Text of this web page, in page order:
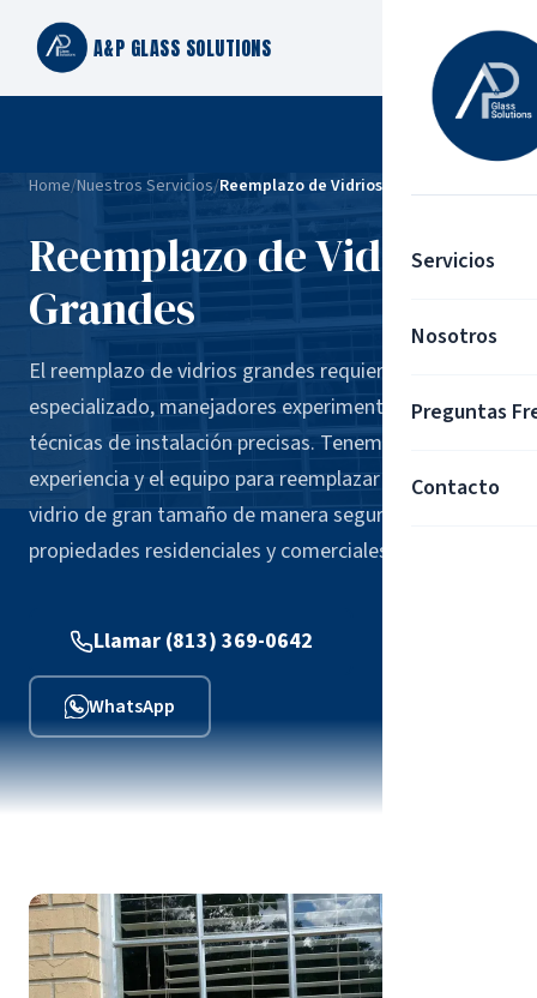
A&P GLASS SOLUTIONS
Servicios
Nosotros
Preguntas
Contacto
Home/Nuestros Servicios/Reemplazo de Vidrios Grandes
Reemplazo de Vidrios
Grandes
El reemplazo de vidrios grandes requiere equipo
especializado, manejadores experimentados y
técnicas de instalación precisas. Tenemos la
experiencia y el equipo para reemplazar paneles de
vidrio de gran tamaño de manera segura en
propiedades residenciales y comerciales.
Llamar (813) 369-0642
WhatsApp